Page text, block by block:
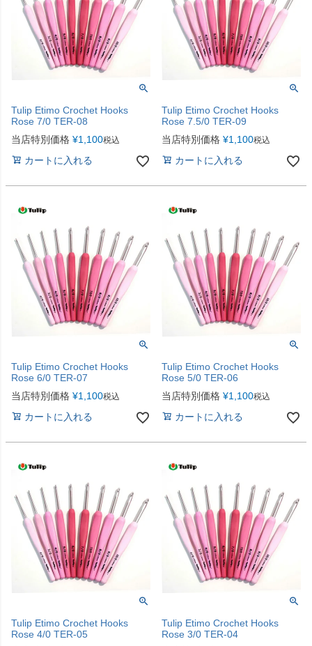
Tulip Etimo Crochet Hooks
Rose 7/0 TER-08
当店特別価格 ¥1,100税込
カートに入れる
Tulip Etimo Crochet Hooks
Rose 7.5/0 TER-09
当店特別価格 ¥1,100税込
カートに入れる
Tulip Etimo Crochet Hooks
Rose 6/0 TER-07
当店特別価格 ¥1,100税込
カートに入れる
Tulip Etimo Crochet Hooks
Rose 5/0 TER-06
当店特別価格 ¥1,100税込
カートに入れる
Tulip Etimo Crochet Hooks
Rose 4/0 TER-05
Tulip Etimo Crochet Hooks
Rose 3/0 TER-04